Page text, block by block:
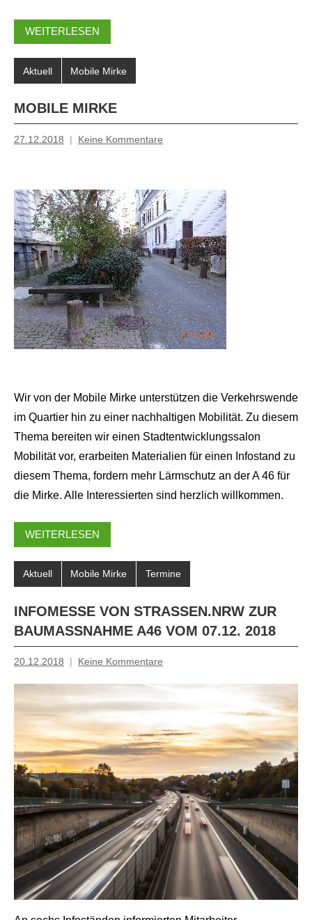
WEITERLESEN
Aktuell Mobile Mirke
MOBILE MIRKE
27.12.2018
Inge
Keine Kommentare
Wir von der Mobile Mirke unterstützen die Verkehrswende
im Quartier hin zu einer nachhaltigen Mobilität. Zu diesem
Thema bereiten wir einen Stadtentwicklungssalon
Mobilität vor, erarbeiten Materialien für einen Infostand zu
diesem Thema, fordern mehr Lärmschutz an der A 46 für
die Mirke. Alle Interessierten sind herzlich willkommen.
WEITERLESEN
Aktuell Mobile Mirke Termine
INFOMESSE VON STRASSEN.NRW ZUR B
AUMASSNAHME A46 VOM 07.12. 2018
20.12.2018
Inge
Grau
Keine Kommentare